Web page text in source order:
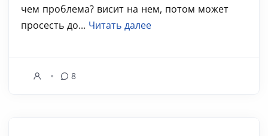
чем проблема? висит на нем, потом может
просесть до... Читать далее
8